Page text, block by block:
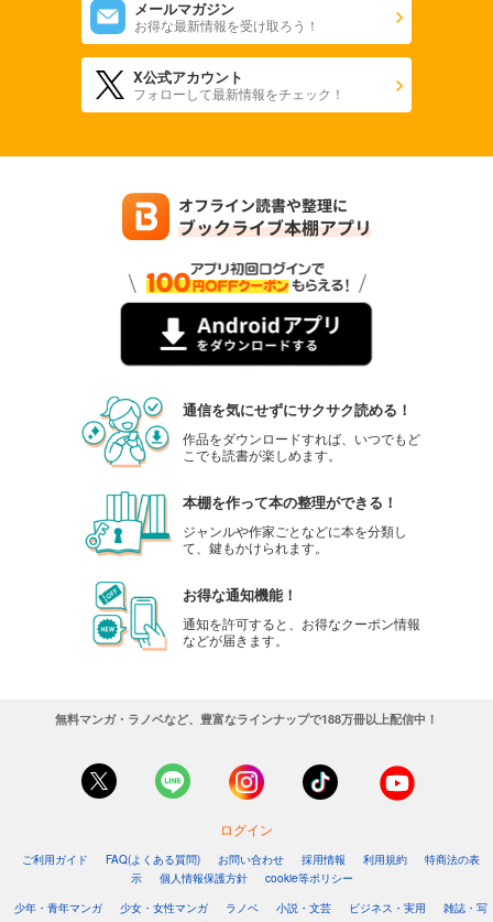
メールマガジン
お得な最新情報を受け取ろう！
X公式アカウント
フォローして最新情報をチェック！
通信を気にせずにサクサク読める！
作品をダウンロードすれば、いつでもど
こでも読書が楽しめます。
本棚を作って本の整理ができる！
ジャンルや作家ごとなどに本を分類し
て、鍵もかけられます。
お得な通知機能！
通知を許可すると、お得なクーポン情報
などが届きます。
無料マンガ・ラノベなど、豊富なラインナップで188万冊以上配信中！
ログイン
ご利用ガイド FAQ(よくある質問) お問い合わせ 採用情報 利用規約
特商法の表
示
個人情報保護方針
cookie等ポリシー
少年・青年マンガ
少女・女性マンガ ラノベ 小説・文芸 ビジネス・実用
雑誌・写